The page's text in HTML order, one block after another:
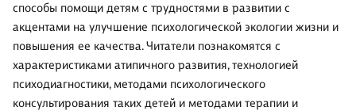
способы помощи детям с трудностями в развитии с
акцентами на улучшение психологической экологии жизни и
повышения ее качества. Читатели познакомятся с
характеристиками атипичного развития, технологией
психодиагностики, методами психологического
консультирования таких детей и методами терапии и